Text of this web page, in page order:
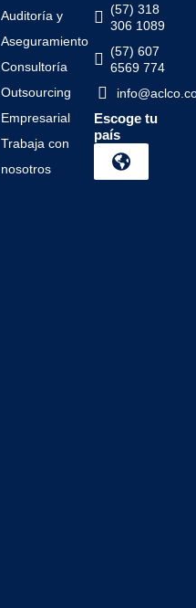
Auditoría y
Aseguramiento
Consultoría
Outsourcing
Empresarial
Trabaja con
nosotros
(57) 318
306 1089
(57) 607
6569 774
Escoge tu
país